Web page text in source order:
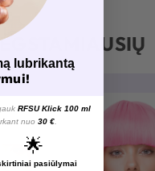
lubrikantą
RFSU Klick 100 ml
nuo 30 €
🌟
pasiūlymai